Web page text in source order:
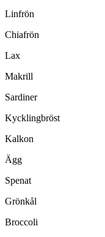
Linfrön
Chiafrön
Lax
Makrill
Sardiner
Kycklingbröst
Kalkon
Ägg
Spenat
Grönkål
Broccoli